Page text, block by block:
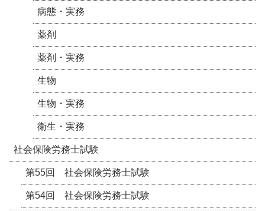
病態・実務
薬剤
薬剤・実務
生物
生物・実務
衛生・実務
社会保険労務士試験
第55回 社会保険労務士試験
第54回 社会保険労務士試験